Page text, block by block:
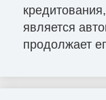
является
продолжает